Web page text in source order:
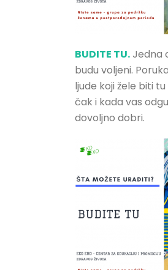
BUDITE TU.Jedna
budu voljeni.
ljude koji žele biti
čak i kada vas
dovoljno dobri.